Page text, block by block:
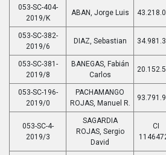
053-SC-404-
2019/K
ABAN, Jorge Luis
053-SC-382-
2019/6
DIAZ, Sebastian
053-SC-381-
2019/8
BANEGAS, Fabián
Carlos
053-SC-196-
2019/0
PACHAMANGO
ROJAS, Manuel R.
053-SC-4-
2019/3
SAGARDIA
ROJAS, Sergio
David
CI